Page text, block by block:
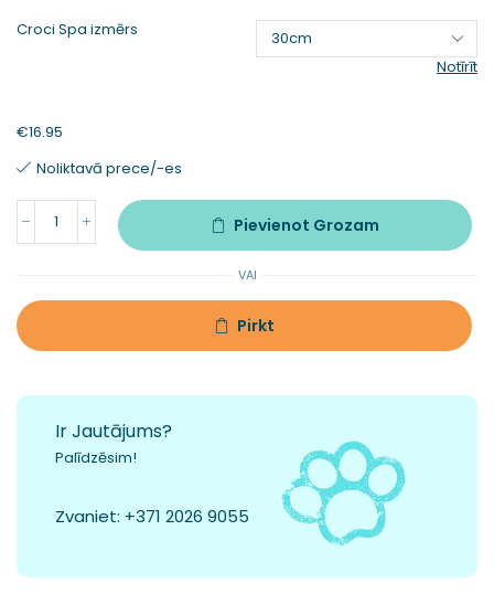
Croci Spa izmērs
Notīrīt
€16.95
Noliktavā prece/-es
Pievienot Grozam
VAI
Pirkt
Ir Jautājums?
Palīdzēsim!
Zvaniet: +371 2026 9055